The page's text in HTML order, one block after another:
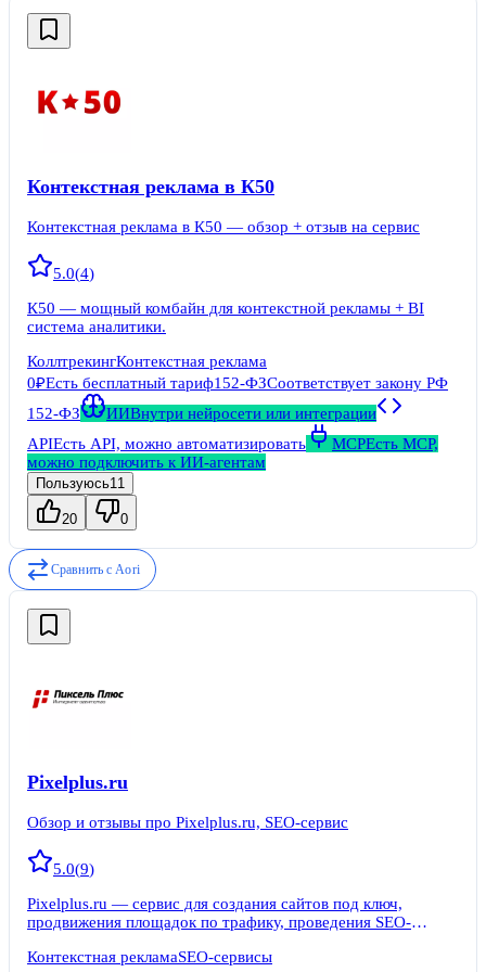
Контекстная реклама в К50
Контекстная реклама в К50 — обзор + отзыв на сервис
5.0(4)
К50 — мощный комбайн для контекстной рекламы + BI
система аналитики.
КоллтрекингКонтекстная реклама
0₽Есть бесплатный тариф152-ФЗСоответствует закону РФ
152-ФЗ
ИИВнутри нейросети или интеграции
APIЕсть API, можно автоматизировать MCPЕсть MCP,
можно подключить к ИИ-агентам
Пользуюсь11
20 0
Сравнить с Aori
Pixelplus.ru
Обзор и отзывы про Pixelplus.ru, SEO-сервис
5.0(9)
Pixelplus.ru — сервис для создания сайтов под ключ,
продвижения площадок по трафику, проведения SEO-
заняться его продвижением. Основные услуги сервиса —
Контекстная рекламаSEO-сервисы